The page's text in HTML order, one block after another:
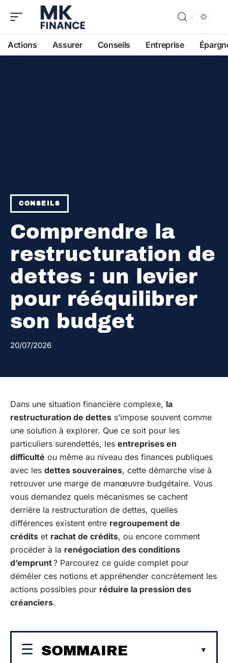
Actions Assurer Conseils Entreprise
CONSEILS
Comprendre la
restructuration de
dettes : un levier
pour rééquilibrer
son budget
20/07/2026
Dans une situation financière complexe, la
restructuration de dettes s’impose souvent comme
une solution à explorer. Que ce soit pour les
particuliers surendettés, les entreprises en
difficulté ou même au niveau des finances publiques
avec les dettes souveraines, cette démarche vise à
retrouver une marge de manœuvre budgétaire. Vous
vous demandez quels mécanismes se cachent
derrière la restructuration de dettes, quelles
différences existent entre regroupement de
crédits et rachat de crédits, ou encore comment
procéder à la renégociation des conditions
d’emprunt? Parcourez ce guide complet pour
démêler ces notions et appréhender concrètement les
actions possibles pour réduire la pression des
créanciers.
SOMMAIRE